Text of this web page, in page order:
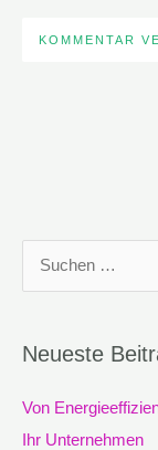
h
e
n
Neueste
Von
Ihr Unternehmen